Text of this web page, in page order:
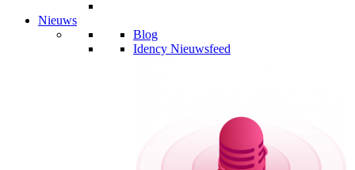
Nieuws
Blog
Idency Nieuwsfeed